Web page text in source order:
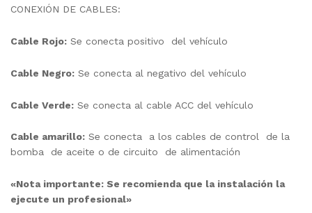
CONEXIÓN DE CABLES:
Cable Rojo: Se conecta positivo del vehículo
Cable Negro: Se conecta al negativo del vehículo
Cable Verde: Se conecta al cable ACC del vehículo
Cable amarillo: Se conecta a los cables de control de la
bomba de aceite o de circuito de alimentación
«Nota importante: Se recomienda que la instalación la
ejecute un profesional»